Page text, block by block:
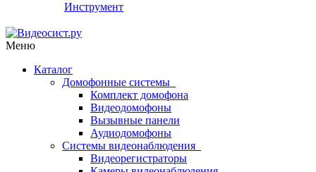
Инструмент
Меню
Каталог
Домофонные системы
Комплект домофона
Видеодомофоны
Вызывные панели
Аудиодомофоны
Системы видеонаблюдения
Видеорегистраторы